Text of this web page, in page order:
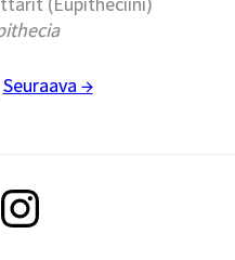
Seuraava →